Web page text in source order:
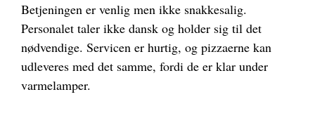
Betjeningen er venlig men ikke snakkesalig.
Personalet taler ikke dansk og holder sig til det
nødvendige. Servicen er hurtig, og pizzaerne kan
udleveres med det samme, fordi de er klar under
varmelamper.